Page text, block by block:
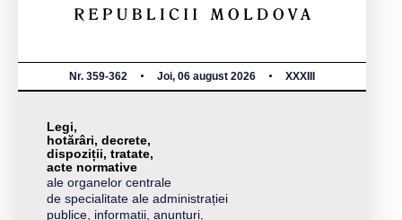
Nr. 359-362 Joi, 06 august 2026 XXXIII
Legi,
hotărâri, decrete,
dispoziții, tratate,
acte normative
ale organelor centrale
de specialitate ale administrației
publice, informații, anunțuri,